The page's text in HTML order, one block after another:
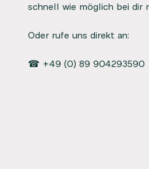
schnell wie möglich bei dir
Oder rufe uns direkt an:
☎ +49 (0) 89 904293590